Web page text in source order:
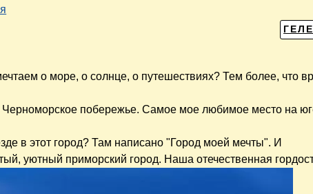
о море, о солнце, о путешествиях? Тем более, что
побережье. Самое мое любимое место на
в этот город? Там написано "Город моей мечты". И
уютный приморский город. Наша отечественная